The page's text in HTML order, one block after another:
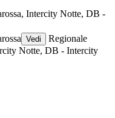
Intercity Notte, DB -
Vedi
Regionale
Notte, DB - Intercity
, © OpenStreetMapcontributors